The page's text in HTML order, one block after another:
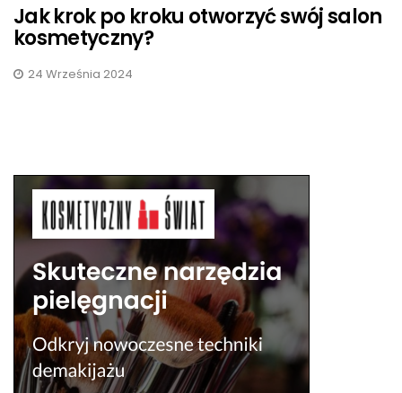
Jak krok po kroku otworzyć swój salon
kosmetyczny?
24 Września 2024